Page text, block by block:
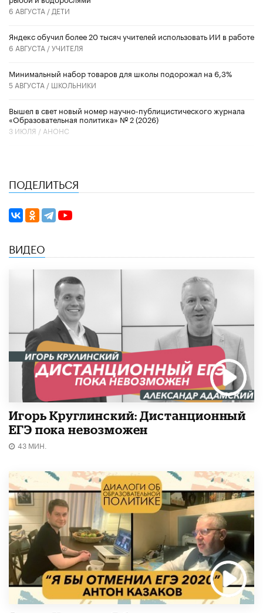
6 АВГУСТА / ДЕТИ
​Яндекс обучил более 20 тысяч учителей использовать ИИ в работе
6 АВГУСТА /УЧИТЕЛЯ
Минимальный набор товаров для школы подорожал на 6,3%
5 АВГУСТА / ШКОЛЬНИКИ
Вышел в свет новый номер научно-публицистического журнала
«Образовательная политика» № 2 (2026)
3 ИЮЛЯ / АНОНС
ПОДЕЛИТЬСЯ
ВИДЕО
Игорь Круглинский: Дистанционный
ЕГЭ пока невозможен
43 МИН.